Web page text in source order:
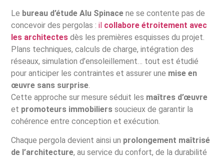
Le bureau d’étude Alu Spinace ne se contente pas de
concevoir des pergolas :il collabore étroitement avec
les architectes dès les premières esquisses du projet.
Plans techniques, calculs de charge, intégration des
réseaux, simulation d’ensoleillement… tout est étudié
pour anticiper les contraintes et assurer une mise en
œuvre sans surprise.
Cette approche sur mesure séduit les maîtres d’œuvre
et promoteurs immobiliers soucieux de garantir la
cohérence entre conception et exécution.
Chaque pergola devient ainsi un prolongement maîtrisé
de l’architecture, au service du confort, de la durabilité